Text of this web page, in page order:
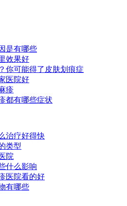
是有哪些
效果好
你可能得了皮肤划痕症
医院好
疹
都有哪些症状
治疗好得快
类型
院
什么影响
医院看的好
有哪些